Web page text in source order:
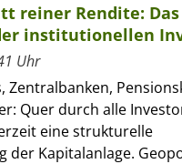
reiner Rendite: Das
institutionellen
Uhr
Zentralbanken,
Quer durch alle
eine strukturelle
der Kapitalanlage.